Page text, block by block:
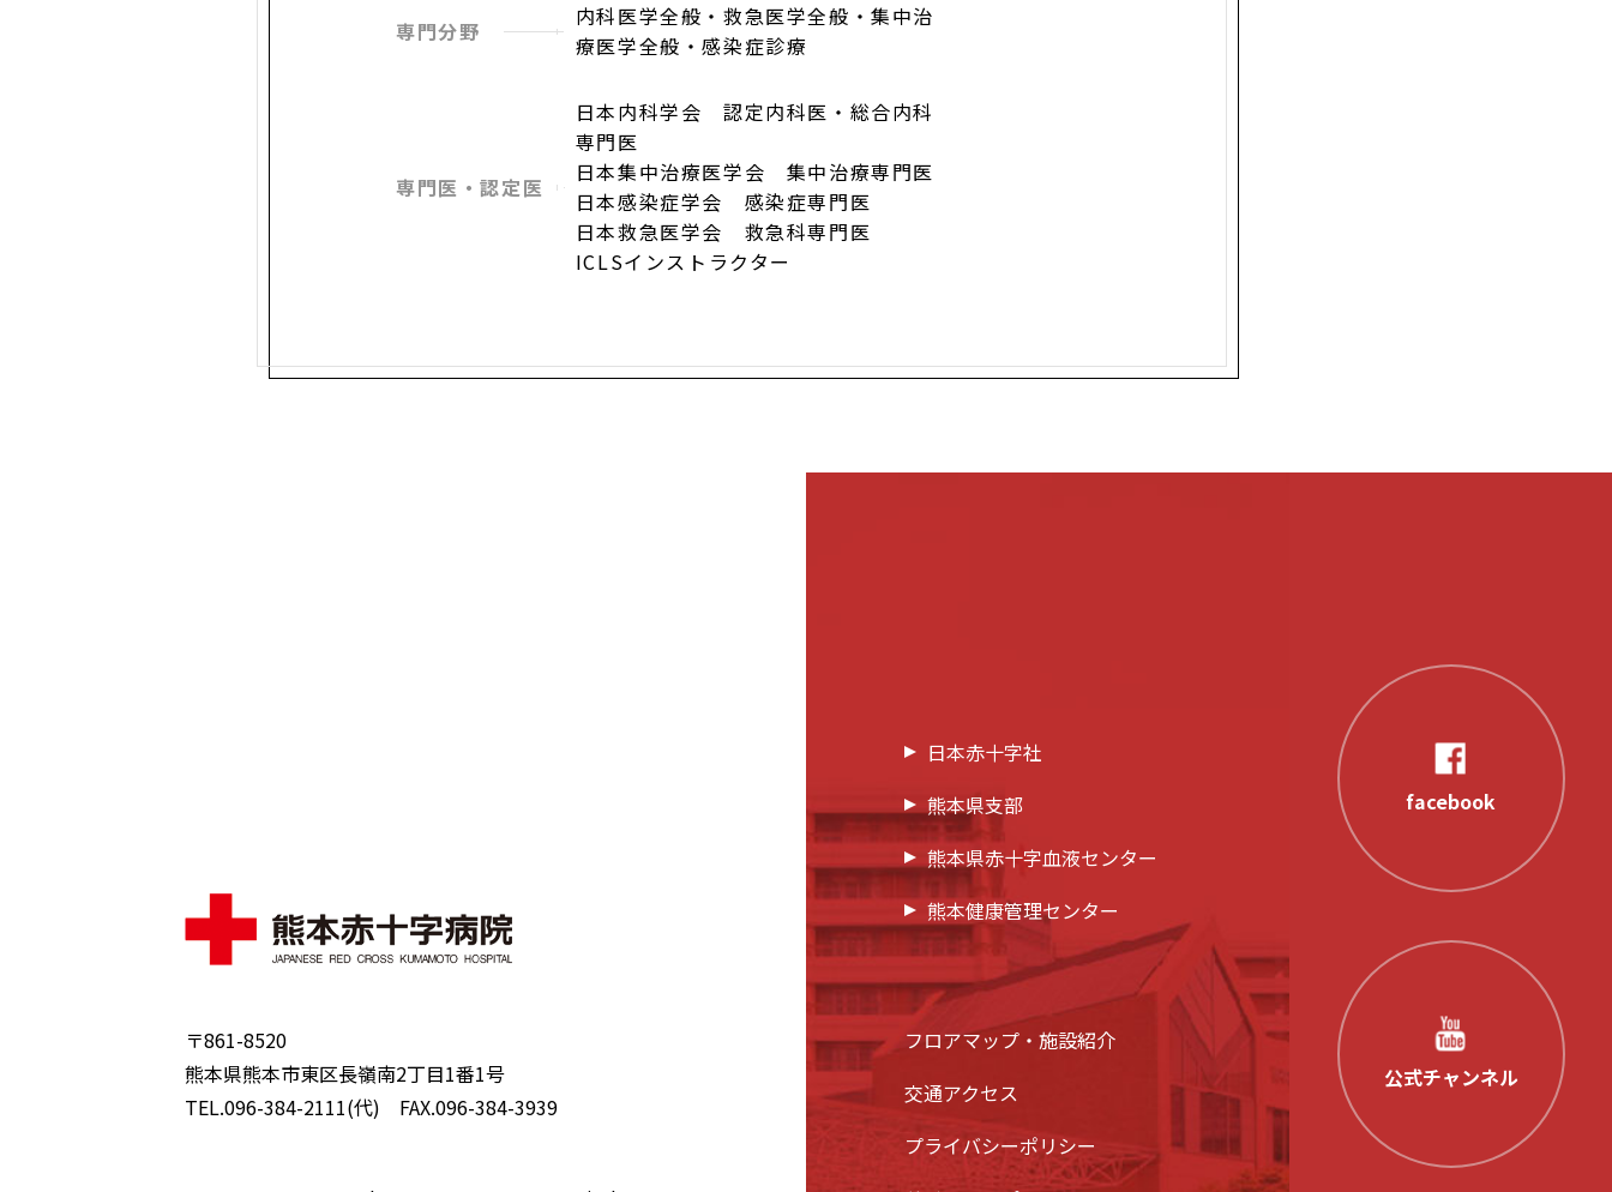
専門分野
内科医学全般・救急医学全般・集中治
療医学全般・感染症診療
専門医・認定医
日本内科学会 認定内科医・総合内科
専門医
日本集中治療医学会 集中治療専門医
日本感染症学会 感染症専門医
日本救急医学会 救急科専門医
ICLSインストラクター
〒861-8520
熊本県熊本市東区長嶺南2丁目1番1号
TEL.096-384-2111(代) FAX.096-384-3939
日本赤十字社
熊本県支部
熊本県赤十字血液センター
熊本健康管理センター
フロアマップ・施設紹介
交通アクセス
プライバシーポリシー
facebook
公式チャンネル